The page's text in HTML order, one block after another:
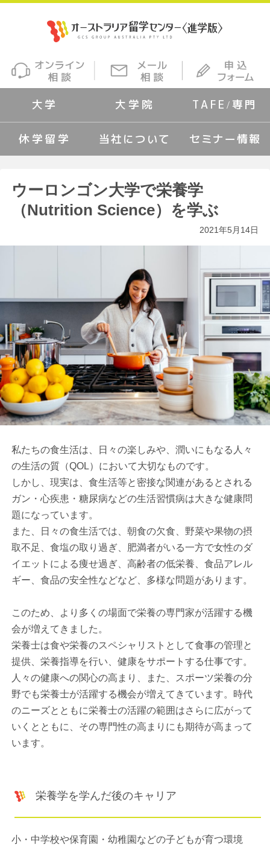
大学 大学院 TAFE/専門
休学留学 当社について セミナー情報
ウーロンゴン大学で栄養学
（Nutrition Science）を学ぶ
2021年5月14日
私たちの食生活は、日々の楽しみや、潤いにもなる人々
の生活の質（QOL）において大切なものです。
しかし、現実は、食生活等と密接な関連があるとされる
ガン・心疾患・糖尿病などの生活習慣病は大きな健康問
題になっています。
また、日々の食生活では、朝食の欠食、野菜や果物の摂
取不足、食塩の取り過ぎ、肥満者がいる一方で女性のダ
イエットによる痩せ過ぎ、高齢者の低栄養、食品アレル
ギー、食品の安全性などなど、多様な問題があります。
このため、より多くの場面で栄養の専門家が活躍する機
会が増えてきました。
栄養士は食や栄養のスペシャリストとして食事の管理と
提供、栄養指導を行い、健康をサポートする仕事です。
人々の健康への関心の高まり、また、スポーツ栄養の分
野でも栄養士が活躍する機会が増えてきています。時代
のニーズとともに栄養士の活躍の範囲はさらに広がって
いくとともに、その専門性の高まりにも期待が高まって
います。
栄養学を学んだ後のキャリア
小・中学校や保育園・幼稚園などの子どもが育つ環境